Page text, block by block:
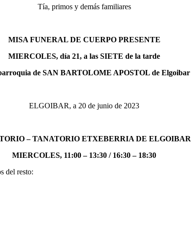
Tía, primos y demás familiares
MISA FUNERAL DE CUERPO PRESENTE
MIERCOLES, día 21, a las SIETE de la tarde
de SAN BARTOLOME APOSTOL de Elgoibar
ELGOIBAR, a 20 de junio de 2023
– TANATORIO ETXEBERRIA DE ELGOIBAR
MIERCOLES, 11:00 – 13:30 / 16:30 – 18:30
del resto: